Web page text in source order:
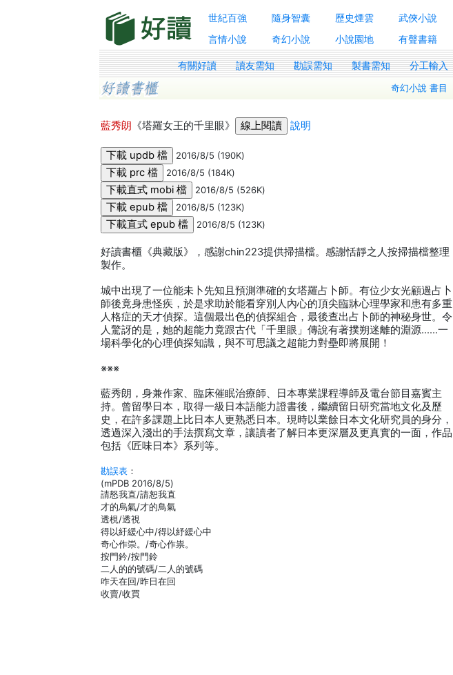
世紀百強 隨身智囊 歷史煙雲 武俠小說
言情小說
奇幻小說 小說園地 有聲書籍
有關好讀 讀友需知 勘誤需知 製書需知 分工輸入
奇幻小說 書目
藍秀朗 《塔羅女王的千里眼》 說明
2016/8/5 (190K)
2016/8/5 (184K)
2016/8/5 (526K)
2016/8/5 (123K)
2016/8/5 (123K)
好讀書櫃《典藏版》，感謝chin223提供掃描檔。感謝恬靜之人按掃描檔整理
製作。
城中出現了一位能未卜先知且預測準確的女塔羅占卜師。有位少女光顧過占卜
師後竟身患怪疾，於是求助於能看穿別人內心的頂尖臨牀心理學家和患有多重
人格症的天才偵探。這個最出色的偵探組合，最後查出占卜師的神秘身世。令
人驚訝的是，她的超能力竟跟古代「千里眼」傳說有著撲朔迷離的淵源……一
場科學化的心理偵探知識，與不可思議之超能力對壘即將展開！
※※※
藍秀朗，身兼作家、臨床催眠治療師、日本專業課程導師及電台節目嘉賓主
持。曾留學日本，取得一級日本語能力證書後，繼續留日研究當地文化及歷
史，在許多課題上比日本人更熟悉日本。現時以業餘日本文化研究員的身分，
透過深入淺出的手法撰寫文章，讓讀者了解日本更深層及更真實的一面，作品
包括《匠味日本》系列等。
勘誤表 ：
(mPDB 2016/8/5)
請怒我直/請恕我直
才的烏氣/才的鳥氣
透梘/透視
得以紆緩心中/得以紓緩心中
奇心作崇。/奇心作祟。
按門鈐/按門鈴
二人的的號碼/二人的號碼
咋天在回/昨日在回
收賣/收買